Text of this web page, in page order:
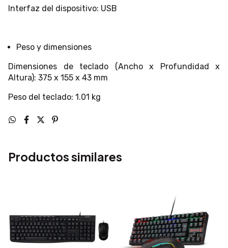
Interfaz del dispositivo: USB
Peso y dimensiones
Dimensiones de teclado (Ancho x Profundidad x
Altura): 375 x 155 x 43 mm
Peso del teclado: 1.01 kg
Productos similares